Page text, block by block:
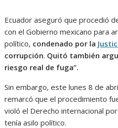
Ecuador aseguró que procedió
con el Gobierno mexicano para
político, condenado por la
corrupción. Quitó también
riesgo real de fuga”.
Sin embargo, este lunes 8 de
remarcó que el procedimiento
violó el Derecho internacional
tenía asilo político.